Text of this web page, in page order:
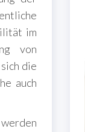
im
von
die
auch